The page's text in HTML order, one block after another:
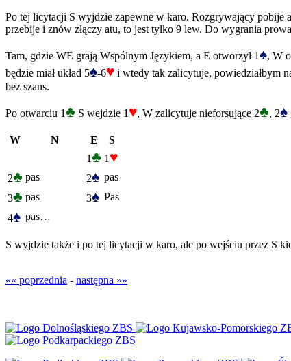
Po tej licytacji S wyjdzie zapewne w karo. Rozgrywający
przebije i znów złączy atu, to jest tylko 9 lew. Do wygrania
Tam, gdzie WE grają Wspólnym Językiem, a E otworzył 1♠, W
będzie miał układ 5♠-6♥ i wtedy tak zalicytuje, powiedziałbym
bez szans.
Po otwarciu 1♣ S wejdzie 1 ♥, W zalicytuje nieforsujące 2♣, 2♠
W N E
S
1♣ 1 ♥
2♣ pas 2♠ pas
3♣ pas 3♠ Pas
4♠ pas…
S wyjdzie także i po tej licytacji w karo, ale po wejściu przez S
«« poprzednia - następna »»